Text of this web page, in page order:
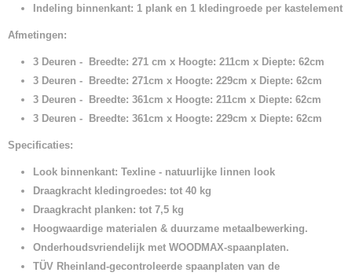
Indeling binnenkant: 1 plank en 1 kledingroede per kastelement
Afmetingen:
3 Deuren - Breedte: 271 cm x Hoogte: 211cm x Diepte: 62cm
3 Deuren - Breedte: 271cm x Hoogte: 229cm x Diepte: 62cm
3 Deuren - Breedte: 361cm x Hoogte: 211cm x Diepte: 62cm
3 Deuren - Breedte: 361cm x Hoogte: 229cm x Diepte: 62cm
Specificaties:
Look binnenkant: Texline - natuurlijke linnen look
Draagkracht kledingroedes: tot 40 kg
Draagkracht planken: tot 7,5 kg
Hoogwaardige materialen & duurzame metaalbewerking.
Onderhoudsvriendelijk met WOODMAX-spaanplaten.
TÜV Rheinland-gecontroleerde spaanplaten van de